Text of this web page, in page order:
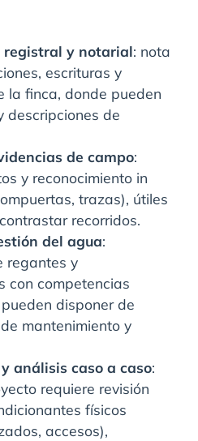
registral y notarial: nota
escrituras y
la finca, donde pueden
descripciones de
de campo:
y reconocimiento in
trazas), útiles
recorridos.
del agua:
regantes y
con competencias
disponer de
mantenimiento y
análisis caso a caso:
requiere revisión
físicos
accesos),